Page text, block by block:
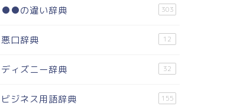
●●の違い辞典 303
悪口辞典 12
ディズニー辞典 32
ビジネス用語辞典 155